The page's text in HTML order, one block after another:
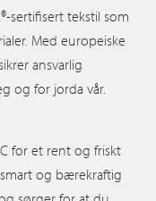
sertifisert tekstil som
Med europeiske
ansvarlig
og for jorda vår.
for et rent og friskt
og bærekraftig